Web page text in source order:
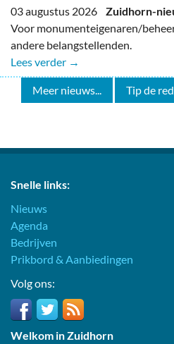
03 augustus 2026 Zuidhorn-
Voor monumenteigenaren/
andere belangstellenden.
Lees verder →
Meer nieuws... Tip de
Snelle links:
Nieuws
Agenda
Bedrijven
Prikbord & Aanbiedingen
Volg ons:
Welkom in Zuidhorn